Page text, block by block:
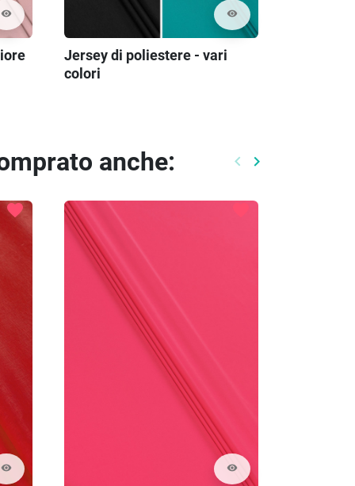
visibility visibility
Jersey di poliestere - vari
colori
anche: Precedente
keyboard_arrow_left Prossimo
keyboard_arrow_right
visibility
favorite
visibility